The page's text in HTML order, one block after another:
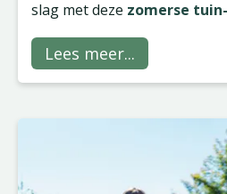
slag met deze zomerse
Lees meer...